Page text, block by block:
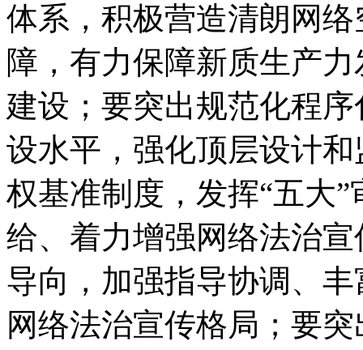
体系，积极营造清朗网
障，有力保障新质生产
建设；要突出规范化程
设水平，强化顶层设计
权基准制度，发挥“五大
给、着力增强网络法治
导向，加强指导协调、
网络法治宣传格局；要